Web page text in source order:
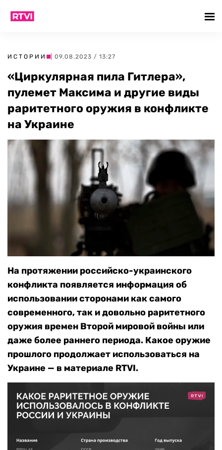
ИСТОРИИ | 09.08.2023 / 13:27
«Циркулярная пила Гитлера»,
пулемет Максима и другие виды
раритетного оружия в конфликте
на Украине
На протяжении российско-украинского
конфликта появляется информация об
использовании сторонами как самого
современного, так и довольно раритетного
оружия времен Второй мировой войны или
даже более раннего периода. Какое оружие
прошлого продолжает использоваться на
Украине — в материале RTVI.